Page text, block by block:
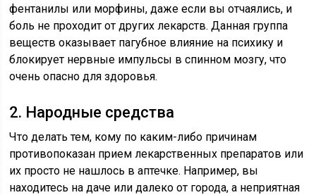
фентанилы или морфины, даже если вы отчаялись, и
боль не проходит от других лекарств. Данная группа
веществ оказывает пагубное влияние на психику и
блокирует нервные импульсы в спинном мозгу, что
очень опасно для здоровья.
2. Народные средства
Что делать тем, кому по каким-либо причинам
противопоказан прием лекарственных препаратов или
их просто не нашлось в аптечке. Например, вы
находитесь на даче или далеко от города, а неприятная